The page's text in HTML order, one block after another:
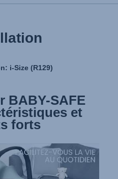
i-Size (R129)
BABY-SAFE
et
forts
BABY SAFE